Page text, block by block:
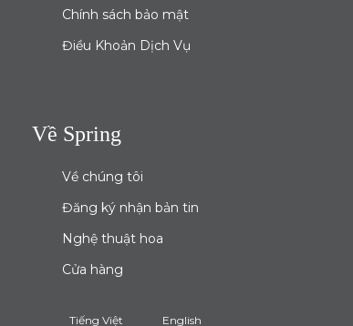
Chính sách bảo mật
Điều Khoản Dịch Vụ
Về Spring
Về chúng tôi
Đăng ký nhận bản tin
Nghệ thuật hoa
Cửa hàng
Tiếng Việt English